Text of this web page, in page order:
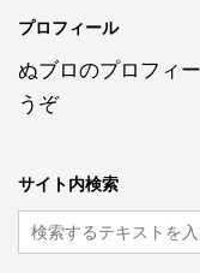
プロフィール
ぬブロのプロフィ
うぞ
サイト内検索